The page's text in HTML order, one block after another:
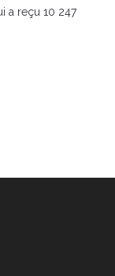
a reçu 10 247